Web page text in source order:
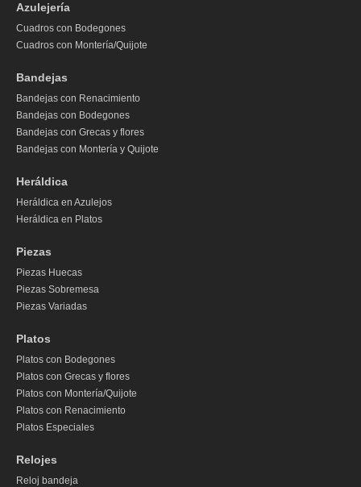
Azulejería
Cuadros con Bodegones
Cuadros con Montería/Quijote
Bandejas
Bandejas con Renacimiento
Bandejas con Bodegones
Bandejas con Grecas y flores
Bandejas con Montería y Quijote
Heráldica
Heráldica en Azulejos
Heráldica en Platos
Piezas
Piezas Huecas
Piezas Sobremesa
Piezas Variadas
Platos
Platos con Bodegones
Platos con Grecas y flores
Platos con Montería/Quijote
Platos con Renacimiento
Platos Especiales
Relojes
Reloj bandeja